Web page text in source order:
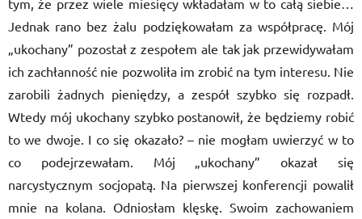
tym, że przez wiele miesięcy wkładałam w to całą siebie…
Jednak rano bez żalu podziękowałam za współpracę. Mój
„ukochany” pozostał z zespołem ale tak jak przewidywałam
ich zachłanność nie pozwoliła im zrobić na tym interesu. Nie
zarobili żadnych pieniędzy, a zespół szybko się rozpadł.
Wtedy mój ukochany szybko postanowił, że będziemy robić
to we dwoje. I co się okazało? – nie mogłam uwierzyć w to
co podejrzewałam. Mój „ukochany” okazał się
narcystycznym socjopatą. Na pierwszej konferencji powalił
mnie na kolana. Odniosłam klęskę. Swoim zachowaniem